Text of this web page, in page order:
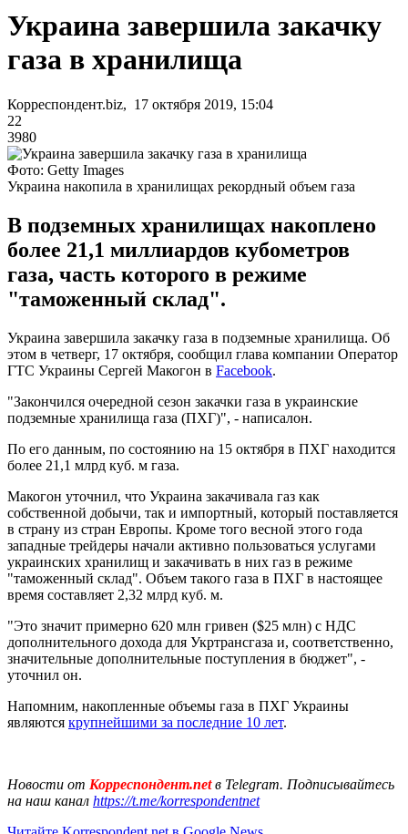
Украина завершила закачку
газа в хранилища
Корреспондент.biz, 17 октября 2019, 15:04
22
3980
Фото: Getty Images
Украина накопила в хранилищах рекордный объем газа
В подземных хранилищах накоплено
более 21,1 миллиардов кубометров
газа, часть которого в режиме
"таможенный склад".
Украина завершила закачку газа в подземные хранилища. Об
этом в четверг, 17 октября, сообщил глава компании Оператор
ГТС Украины Сергей Макогон в Facebook.
"Закончился очередной сезон закачки газа в украинские
подземные хранилища газа (ПХГ)", - написалон.
По его данным, по состоянию на 15 октября в ПХГ находится
более 21,1 млрд куб. м газа.
Макогон уточнил, что Украина закачивала газ как
собственной добычи, так и импортный, который поставляется
в страну из стран Европы. Кроме того весной этого года
западные трейдеры начали активно пользоваться услугами
украинских хранилищ и закачивать в них газ в режиме
"таможенный склад". Объем такого газа в ПХГ в настоящее
время составляет 2,32 млрд куб. м.
"Это значит примерно 620 млн гривен ($25 млн) с НДС
дополнительного дохода для Укртрансгаза и, соответственно,
значительные дополнительные поступления в бюджет", -
уточнил он.
Напомним, накопленные объемы газа в ПХГ Украины
являются крупнейшими за последние 10 лет.
Новости от Корреспондент.netв Telegram. Подписывайтесь
на наш канал https://t.me/korrespondentnet